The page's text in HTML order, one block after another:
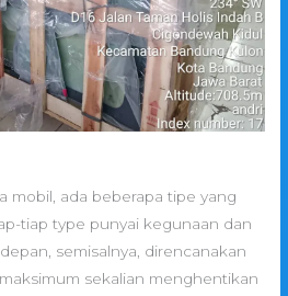
mobil, ada beberapa tipe yang
tiap type punyai kegunaan dan
semisalnya, direncanakan
sekalian menghentikan